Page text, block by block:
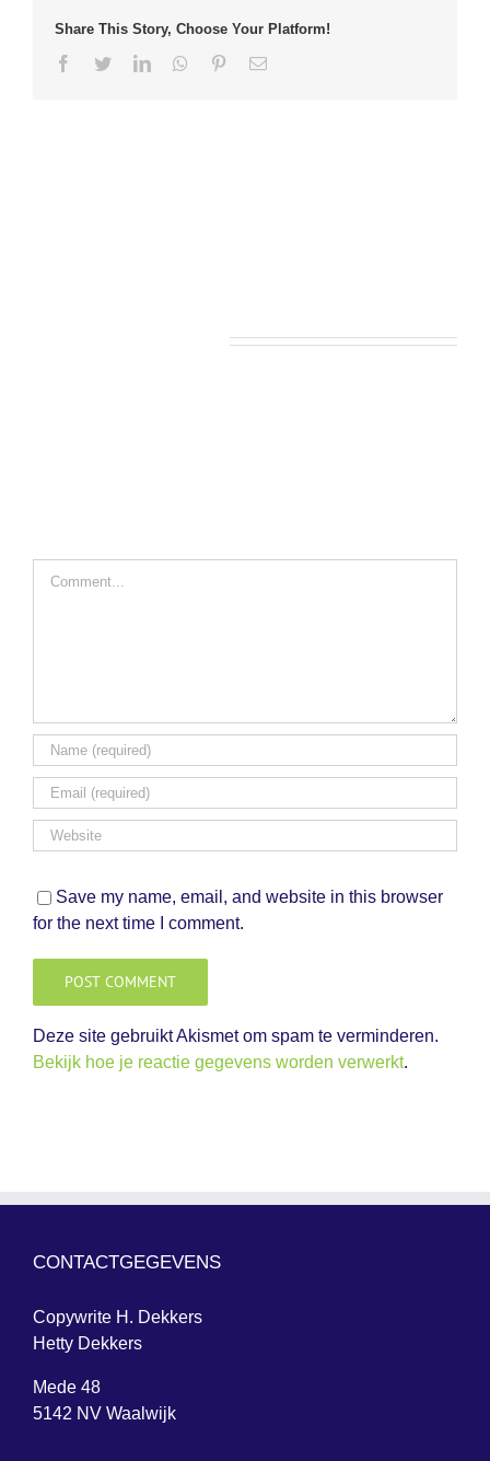
Share This Story, Choose Your Platform!
Facebook
TwitterLinkedInWhatsappPinterestEmail
Save my name, email, and website in this browser
for the next time I comment.
Deze site gebruikt Akismet om spam te verminderen.
Bekijk hoe je reactie gegevens worden verwerkt.
CONTACTGEGEVENS
Copywrite H. Dekkers
Hetty Dekkers
Mede 48
5142 NV Waalwijk